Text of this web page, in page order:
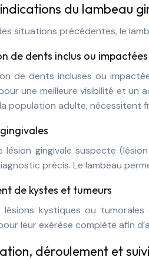
du lambeau
situations précédentes, le
de dents inclus ou impactées
de dents incluses ou
une meilleure visibilité et un
population adulte, nécessitent
lésion gingivale suspecte
précis. Le lambeau
de kystes et tumeurs
lésions kystiques ou
leur exérèse complète afin
déroulement et